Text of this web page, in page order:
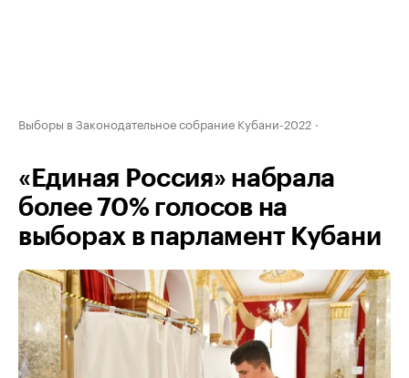
Выборы в Законодательное собрание Кубани-2022
«Единая Россия» набрала
более 70% голосов на
выборах в парламент Кубани